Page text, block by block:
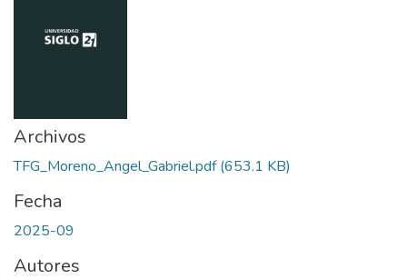
Archivos
TFG_Moreno_Angel_Gabriel.pdf(653.1 KB)
Fecha
2025-09
Autores